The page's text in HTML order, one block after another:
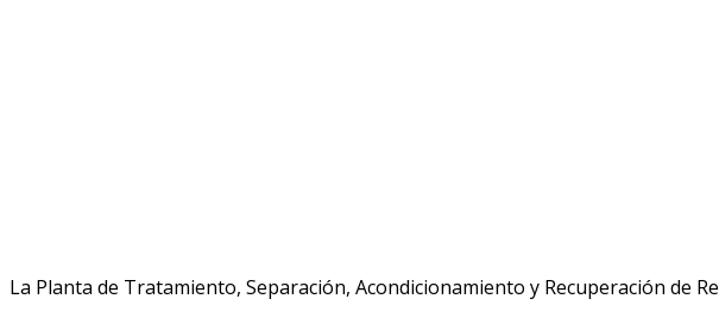
La Planta de Tratamiento, Separación, Acondicionamiento y Recuperación de